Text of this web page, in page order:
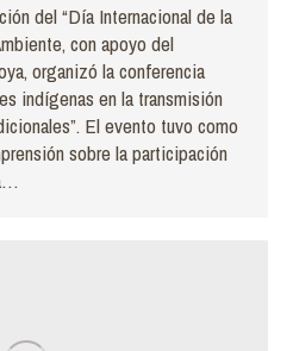
del “Día Internacional de la
con apoyo del
organizó la conferencia
indígenas en la transmisión
El evento tuvo como
sobre la participación